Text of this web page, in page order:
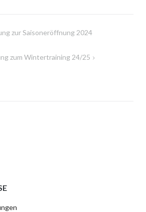
zur Saisoneröffnung 2024
zum Wintertraining 24/25